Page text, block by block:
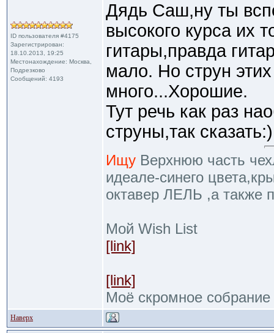
ID пользователя #4175
Зарегистрирован:
18.10.2013, 19:25
Местонахождение: Москва,
Подрезково
Сообщений: 4193
Дядь Саш,ну ты
высокого курса их
гитары,правда
мало. Но струн
много...Хорошие.
Тут речь как раз
струны,так
Ищу Верхнюю часть
идеале-синего
октавер ЛЕЛЬ ,а также
Мой Wish List
[link]
[link]
Моё скромное собрание
Наверх